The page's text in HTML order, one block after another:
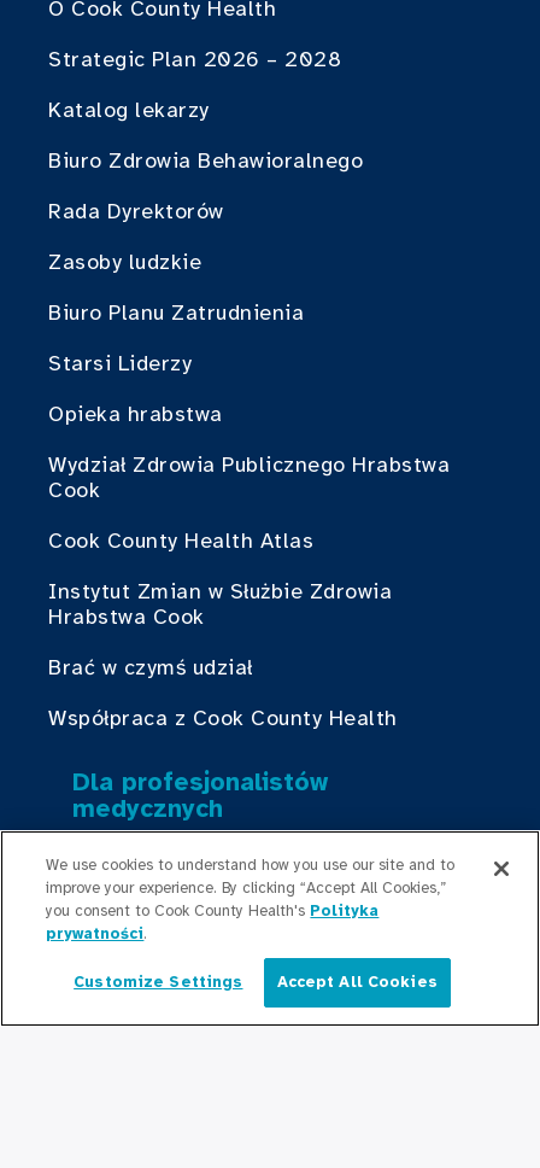
O Cook County Health
Strategic Plan 2026 – 2028
Katalog lekarzy
Biuro Zdrowia Behawioralnego
Rada Dyrektorów
Zasoby ludzkie
Biuro Planu Zatrudnienia
Starsi Liderzy
Opieka hrabstwa
Wydział Zdrowia Publicznego Hrabstwa
Cook
Cook County Health Atlas
Instytut Zmian w Służbie Zdrowia
Hrabstwa Cook
Brać w czymś udział
Współpraca z Cook County Health
Dla profesjonalistów
medycznych
Programy rezydencyjne
Graduate Medical
Education/Professional Education
Fundusz stypendialny Provident
Polski
We use cookies to understand how you use our site and to
improve your experience. By clicking “Accept All Cookies,”
you consent to Cook County Health's Polityka
prywatności.
Customize Settings Accept All Cookies